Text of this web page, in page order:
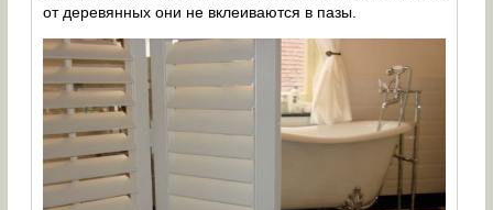
от деревянных они не вклеиваются в пазы.